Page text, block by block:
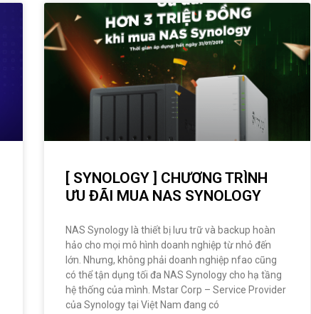
[ SYNOLOGY ] CHƯƠNG TRÌNH
ƯU ĐÃI MUA NAS SYNOLOGY
NAS Synology là thiết bị lưu trữ và backup hoàn
hảo cho mọi mô hình doanh nghiệp từ nhỏ đến
lớn. Nhưng, không phải doanh nghiệp nfao cũng
có thể tận dụng tối đa NAS Synology cho hạ tầng
hệ thống của mình. Mstar Corp – Service Provider
của Synology tại Việt Nam đang có